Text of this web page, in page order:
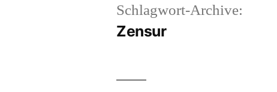
Schlagwort-Archive:
Zensur